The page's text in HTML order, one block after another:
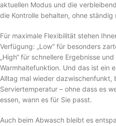
aktuellen Modus und die
die Kontrolle behalten, ohne ständig
Für maximale Flexibilität stehen
Verfügung: „Low“ für besonders
„High“ für schnellere Ergebnisse
Warmhaltefunktion. Und das ist ein
Alltag mal wieder dazwischenfunkt,
Serviertemperatur – ohne dass es
essen, wann es für Sie passt.
Auch beim Abwasch bleibt es